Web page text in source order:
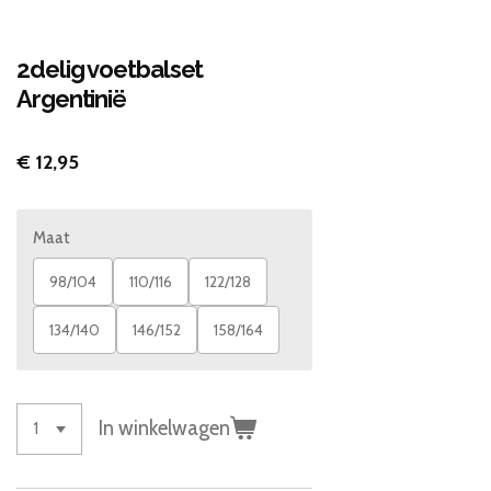
2delig voetbalset
Argentinië
€ 12,95
Maat
98/104 110/116 122/128
134/140 146/152 158/164
In winkelwagen